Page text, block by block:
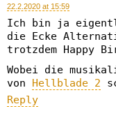
22.2.2020 at 15:59
Ich bin ja
die Ecke
trotzdem Happy
Wobei die
von Hellblade 2
Reply